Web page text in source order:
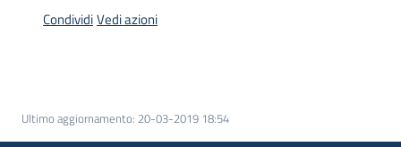
famiglie
CondividiVedi azioni
Ultimo aggiornamento: 20-03-2019 18:54